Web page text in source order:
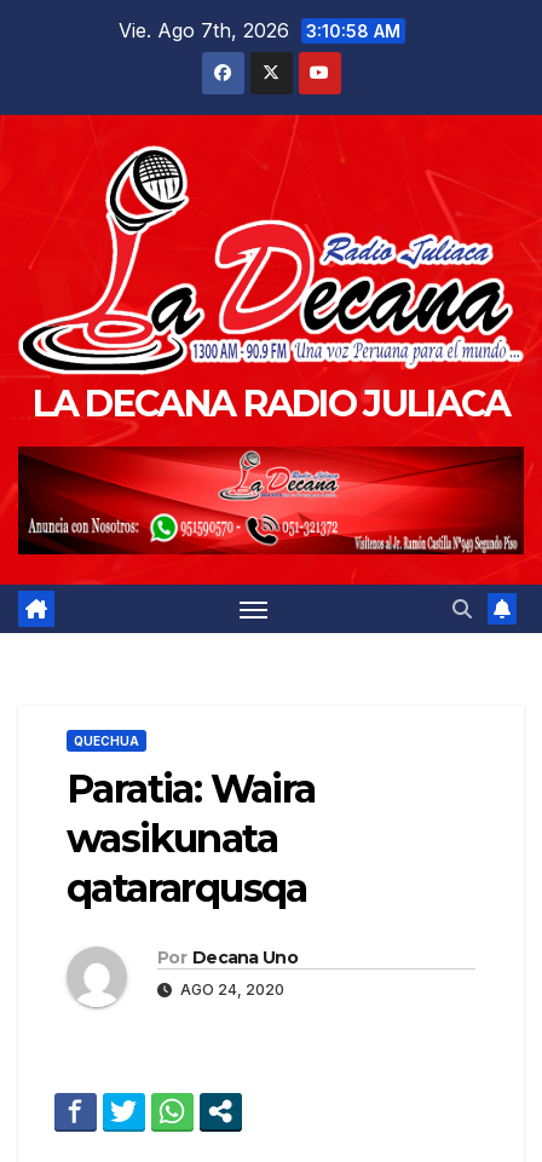
Vie. Ago 7th, 2026 3:10:59 AM
LA DECANA RADIO JULIACA
QUECHUA
Paratia: Waira
wasikunata
qatararqusqa
Por Decana Uno
AGO 24, 2020